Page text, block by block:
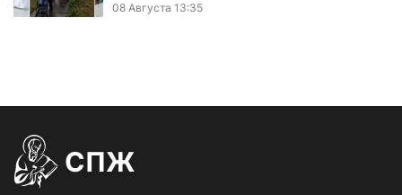
08 Августа 13:35
СПЖ